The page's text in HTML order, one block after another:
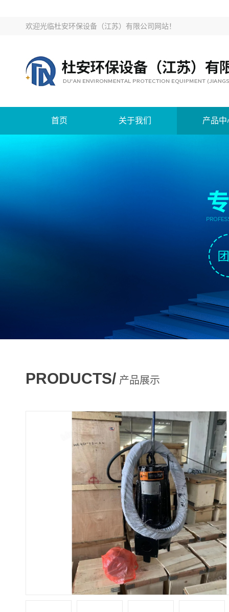
欢迎光临杜安环保设备（江苏）有限公司网站！
首页 关于我们 产品中
PRODUCTS/ 产品展示